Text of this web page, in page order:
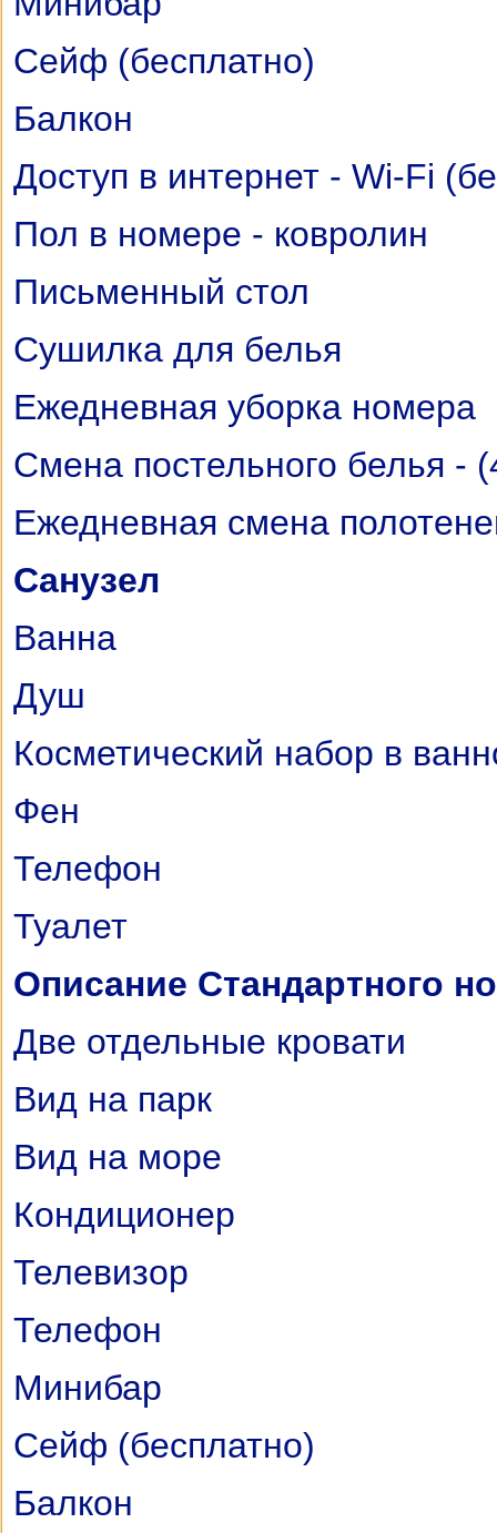
Сейф (бесплатно)
Балкон
Доступ в интернет - Wi-Fi
Пол в номере - ковролин
Письменный стол
Сушилка для белья
Ежедневная уборка номера
Cмена постельного белья -
Ежедневная смена
Санузел
Ванна
Душ
Косметический набор в
Фен
Телефон
Туалет
Описание Стандартного
Две отдельные кровати
Вид на парк
Вид на море
Кондиционер
Телевизор
Телефон
Минибар
Сейф (бесплатно)
Балкон